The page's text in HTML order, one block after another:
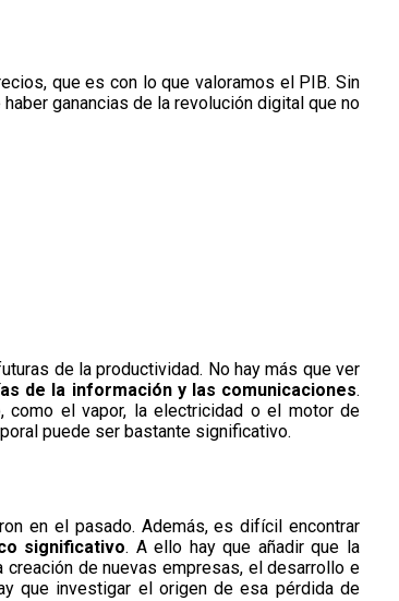
que es con lo que valoramos el PIB. Sin
ganancias de la revolución digital que no
de la productividad. No hay más que ver
de la información y las comunicaciones.
como el vapor, la electricidad o el motor de
puede ser bastante significativo.
en el pasado. Además, es difícil encontrar
significativo. A ello hay que añadir que la
de nuevas empresas, el desarrollo e
que investigar el origen de esa pérdida de